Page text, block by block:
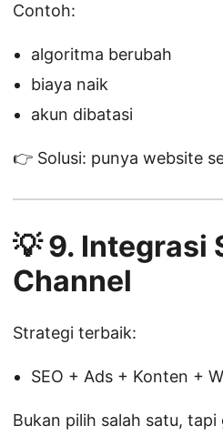
Contoh:
algoritma berubah
biaya naik
akun dibatasi
👉 Solusi: punya website
💡 9. Integrasi
Channel
Strategi terbaik:
SEO + Ads + Konten +
Bukan pilih salah satu, tapi